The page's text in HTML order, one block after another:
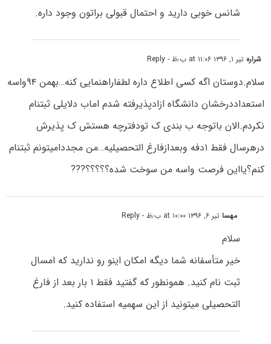
شانس خوبی دارید و احتمال قبولی براتون وجود داره.
شراره تیر ۱, ۱۳۹۶ at ۱۱:۰۶ ب٫ظ - Reply
سلام.دوستان اگه کسی اطلاع داره لطفاراهنمایی کنه…بهمن ۹۴واسه
استعداددرخشان دانشگاه ازادپذیرفته شدم اماب دلایلی ثبتنام
نکردم.الان باتوجه ب بندی ک تودفترچه هستش ک پذیرش
درهرسال فقط ۱دفه وبعدازفارغ التحصیلیه…من مجددامیتونم ثبتنام
کنم؟یااین فرصت واسه من سوخت شده؟؟؟؟؟???
مهساتیر ۶, ۱۳۹۶ at ۱۰:۰۰ ب٫ظ - Reply
سلام
خیر متأسفانه شما دیگه امکان اینو رو ندارید که امسال
ثبت نام کنید. همونطور که گفتید فقط ۱ بار بعد از فارغ
التحصیلی میتونید از این سهمیه استفاده کنید.